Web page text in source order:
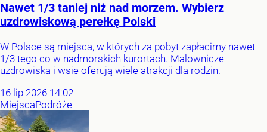
Nawet 1/3 taniej niż nad morzem. Wybierz
uzdrowiskową perełkę Polski
W Polsce są miejsca, w których za pobyt zapłacimy nawet
1/3 tego co w nadmorskich kurortach. Malownicze
uzdrowiska i wsie oferują wiele atrakcji dla rodzin.
16 lip 2026 14:02
MiejscaPodróże